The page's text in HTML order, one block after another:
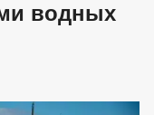
водных